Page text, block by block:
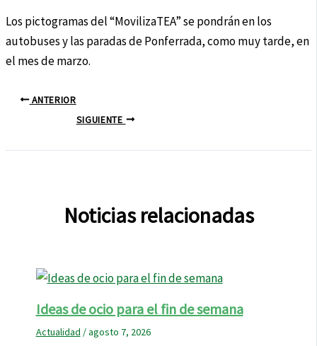
Los pictogramas del “MovilizaTEA” se pondrán en los
autobuses y las paradas de Ponferrada, como muy tarde, en
el mes de marzo.
ANTERIOR
SIGUIENTE
Noticias relacionadas
Ideas de ocio para el fin de semana
Actualidad /agosto 7, 2026